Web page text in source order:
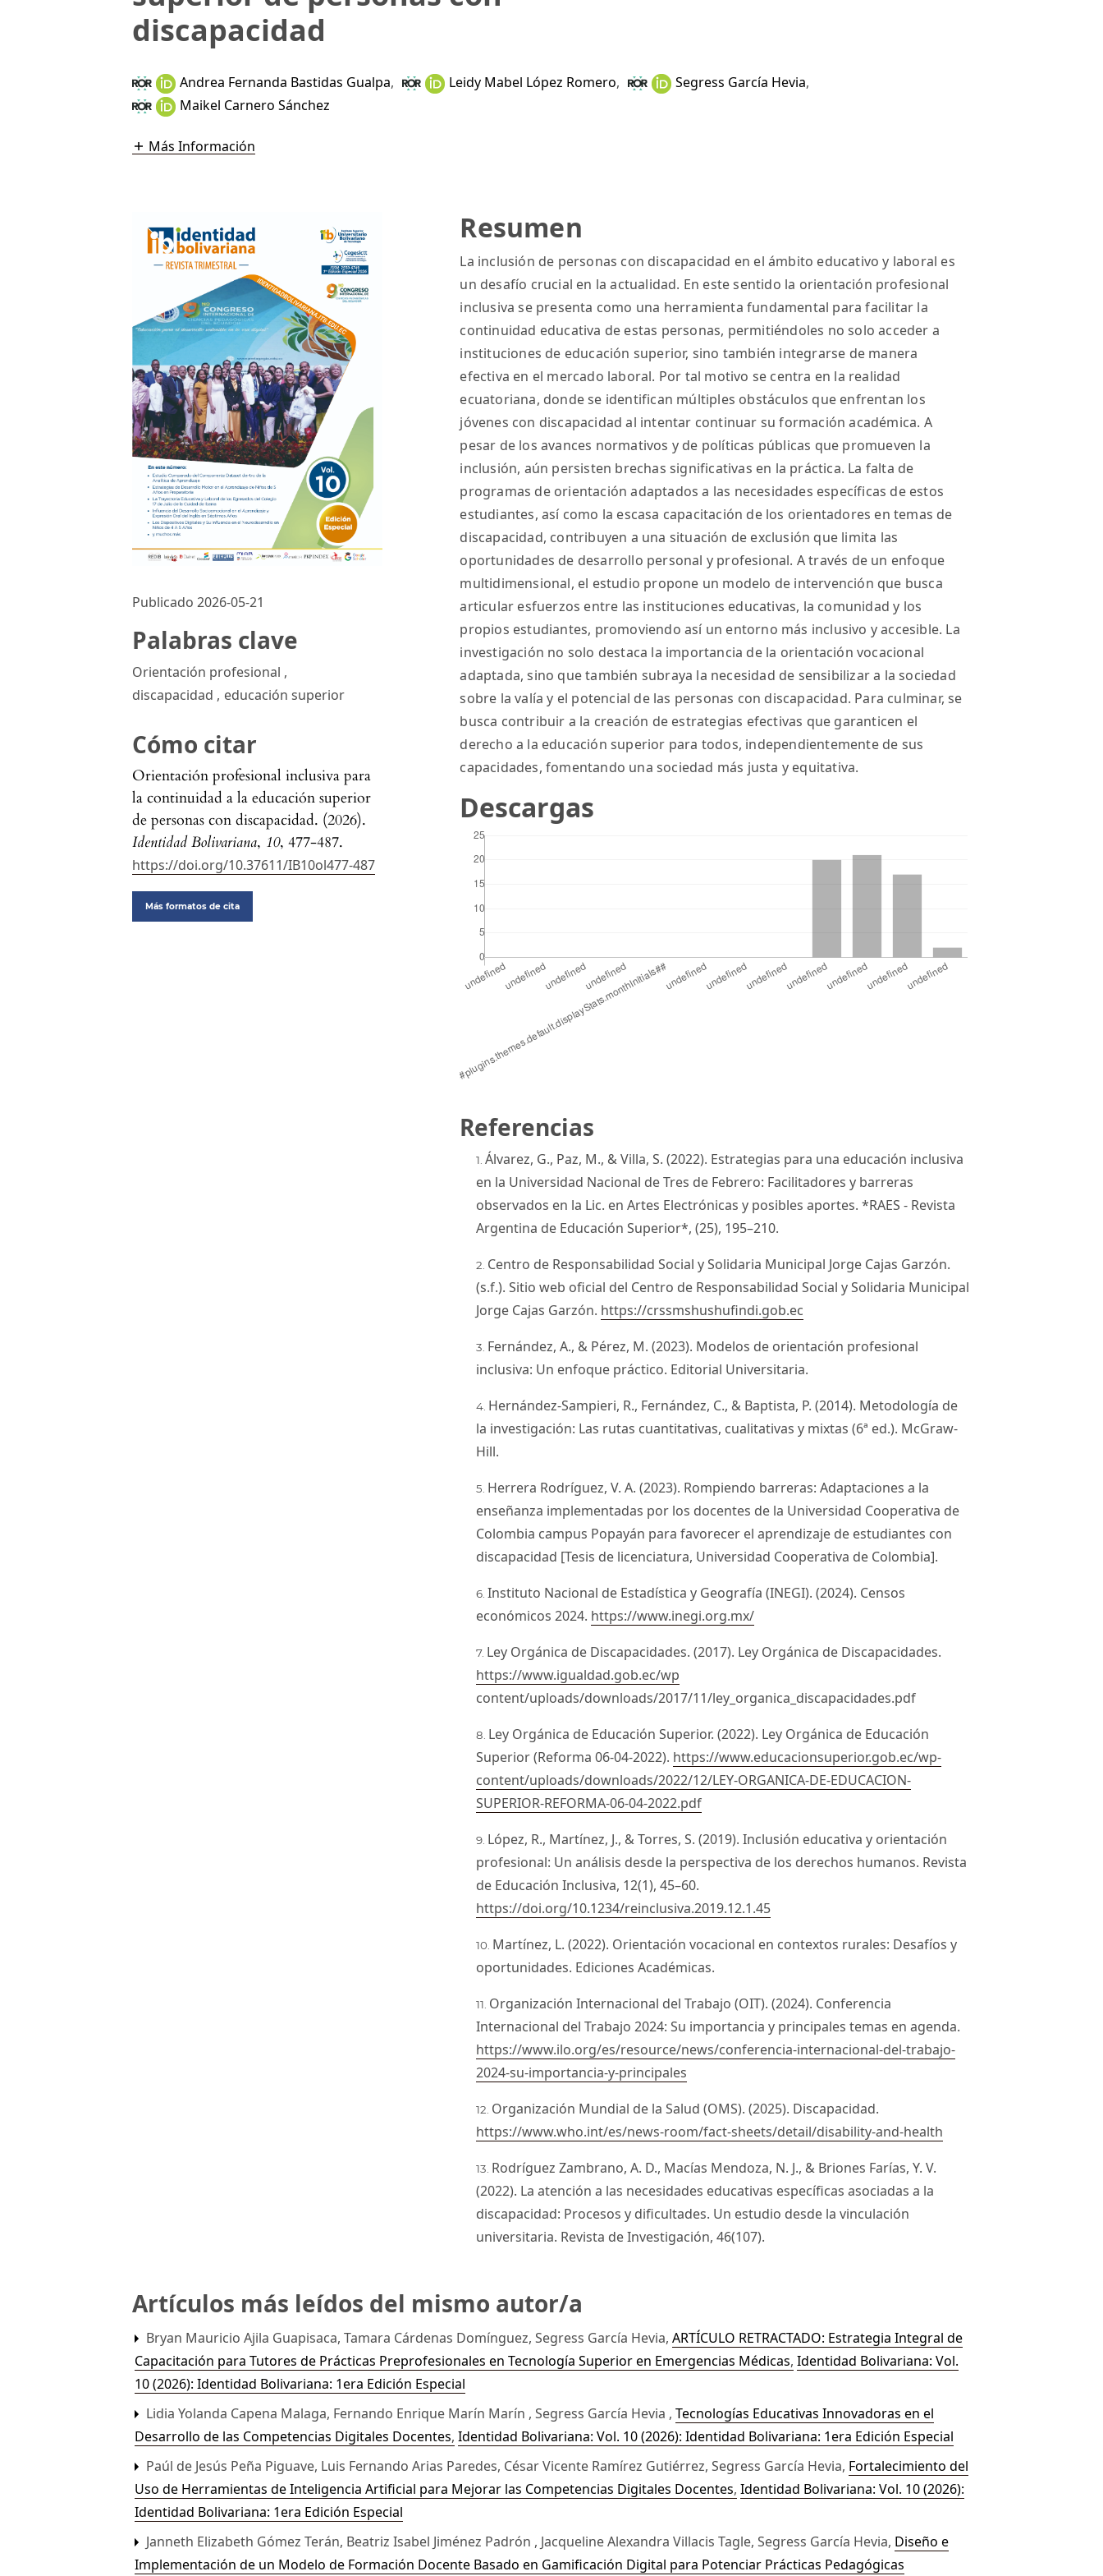
discapacidad
Andrea Fernanda Bastidas Gualpa, Leidy Mabel López Romero, Segress García Hevia,
Maikel Carnero Sánchez
Más Información
Publicado 2026-05-21
Palabras clave
Orientación profesional ,
discapacidad , educación superior
Cómo citar
Orientación profesional inclusiva para
la continuidad a la educación superior
de personas con discapacidad. (2026).
Identidad Bolivariana, 10, 477-487.
https://doi.org/10.37611/IB10ol477-487
Más formatos de cita
Resumen
La inclusión de personas con discapacidad en el ámbito educativo y laboral es
un desafío crucial en la actualidad. En este sentido la orientación profesional
inclusiva se presenta como una herramienta fundamental para facilitar la
continuidad educativa de estas personas, permitiéndoles no solo acceder a
instituciones de educación superior, sino también integrarse de manera
efectiva en el mercado laboral. Por tal motivo se centra en la realidad
ecuatoriana, donde se identifican múltiples obstáculos que enfrentan los
jóvenes con discapacidad al intentar continuar su formación académica. A
pesar de los avances normativos y de políticas públicas que promueven la
inclusión, aún persisten brechas significativas en la práctica. La falta de
programas de orientación adaptados a las necesidades específicas de estos
estudiantes, así como la escasa capacitación de los orientadores en temas de
discapacidad, contribuyen a una situación de exclusión que limita las
oportunidades de desarrollo personal y profesional. A través de un enfoque
multidimensional, el estudio propone un modelo de intervención que busca
articular esfuerzos entre las instituciones educativas, la comunidad y los
propios estudiantes, promoviendo así un entorno más inclusivo y accesible. La
investigación no solo destaca la importancia de la orientación vocacional
adaptada, sino que también subraya la necesidad de sensibilizar a la sociedad
sobre la valía y el potencial de las personas con discapacidad. Para culminar, se
busca contribuir a la creación de estrategias efectivas que garanticen el
derecho a la educación superior para todos, independientemente de sus
capacidades, fomentando una sociedad más justa y equitativa.
Descargas
Referencias
Álvarez, G., Paz, M., & Villa, S. (2022). Estrategias para una educación inclusiva
en la Universidad Nacional de Tres de Febrero: Facilitadores y barreras
observados en la Lic. en Artes Electrónicas y posibles aportes. *RAES - Revista
Argentina de Educación Superior*, (25), 195–210.
Centro de Responsabilidad Social y Solidaria Municipal Jorge Cajas Garzón.
(s.f.). Sitio web oficial del Centro de Responsabilidad Social y Solidaria Municipal
Jorge Cajas Garzón. https://crssmshushufindi.gob.ec
Fernández, A., & Pérez, M. (2023). Modelos de orientación profesional
inclusiva: Un enfoque práctico. Editorial Universitaria.
Hernández-Sampieri, R., Fernández, C., & Baptista, P. (2014). Metodología de
la investigación: Las rutas cuantitativas, cualitativas y mixtas (6ª ed.). McGraw-
Hill.
Herrera Rodríguez, V. A. (2023). Rompiendo barreras: Adaptaciones a la
enseñanza implementadas por los docentes de la Universidad Cooperativa de
Colombia campus Popayán para favorecer el aprendizaje de estudiantes con
discapacidad [Tesis de licenciatura, Universidad Cooperativa de Colombia].
Instituto Nacional de Estadística y Geografía (INEGI). (2024). Censos
económicos 2024. https://www.inegi.org.mx/
Ley Orgánica de Discapacidades. (2017). Ley Orgánica de Discapacidades.
https://www.igualdad.gob.ec/wp
content/uploads/downloads/2017/11/ley_organica_discapacidades.pdf
Ley Orgánica de Educación Superior. (2022). Ley Orgánica de Educación
Superior (Reforma 06-04-2022). https://www.educacionsuperior.gob.ec/wp-
content/uploads/downloads/2022/12/LEY-ORGANICA-DE-EDUCACION-
SUPERIOR-REFORMA-06-04-2022.pdf
López, R., Martínez, J., & Torres, S. (2019). Inclusión educativa y orientación
profesional: Un análisis desde la perspectiva de los derechos humanos. Revista
de Educación Inclusiva, 12(1), 45–60.
https://doi.org/10.1234/reinclusiva.2019.12.1.45
Martínez, L. (2022). Orientación vocacional en contextos rurales: Desafíos y
oportunidades. Ediciones Académicas.
Organización Internacional del Trabajo (OIT). (2024). Conferencia
Internacional del Trabajo 2024: Su importancia y principales temas en agenda.
https://www.ilo.org/es/resource/news/conferencia-internacional-del-trabajo-
2024-su-importancia-y-principales
Organización Mundial de la Salud (OMS). (2025). Discapacidad.
https://www.who.int/es/news-room/fact-sheets/detail/disability-and-health
Rodríguez Zambrano, A. D., Macías Mendoza, N. J., & Briones Farías, Y. V.
(2022). La atención a las necesidades educativas específicas asociadas a la
discapacidad: Procesos y dificultades. Un estudio desde la vinculación
universitaria. Revista de Investigación, 46(107).
Artículos más leídos del mismo autor/a
Bryan Mauricio Ajila Guapisaca, Tamara Cárdenas Domínguez, Segress García Hevia,ARTÍCULO RETRACTADO: Estrategia Integral de
Capacitación para Tutores de Prácticas Preprofesionales en Tecnología Superior en Emergencias Médicas,Identidad Bolivariana: Vol.
10 (2026): Identidad Bolivariana: 1era Edición Especial
Lidia Yolanda Capena Malaga, Fernando Enrique Marín Marín , Segress García Hevia ,Tecnologías Educativas Innovadoras en el
Desarrollo de las Competencias Digitales Docentes,Identidad Bolivariana: Vol. 10 (2026): Identidad Bolivariana: 1era Edición Especial
Paúl de Jesús Peña Piguave, Luis Fernando Arias Paredes, César Vicente Ramírez Gutiérrez, Segress García Hevia, Fortalecimiento del
Uso de Herramientas de Inteligencia Artificial para Mejorar las Competencias Digitales Docentes,Identidad Bolivariana: Vol. 10 (2026):
Identidad Bolivariana: 1era Edición Especial
Janneth Elizabeth Gómez Terán, Beatriz Isabel Jiménez Padrón , Jacqueline Alexandra Villacis Tagle, Segress García Hevia, Diseño e
Implementación de un Modelo de Formación Docente Basado en Gamificación Digital para Potenciar Prácticas Pedagógicas